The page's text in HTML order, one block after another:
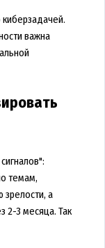
киберзадачей.
важна
темам,
зрелости, а
2-3 месяца. Так